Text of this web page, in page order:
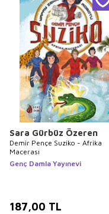
Sara Gürbüz Özeren
Demir Pençe Suziko - Afrika
Macerası
Genç Damla Yayınevi
187,00 TL